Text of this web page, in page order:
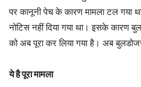
पर कानूनी पेच के कारण मामला टल गया
नोटिस नहीं दिया गया था। इसके कारण
को अब पूरा कर लिया गया है। अब
ये है पूरा मामला